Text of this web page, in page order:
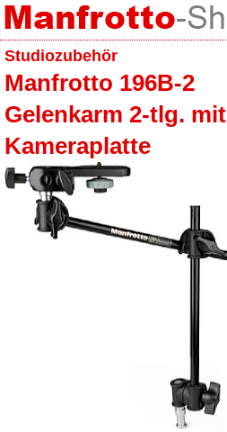
Studiozubehör
Manfrotto 196B-2
Gelenkarm 2-tlg. mit
Kameraplatte